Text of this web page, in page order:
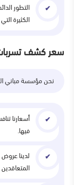
التطور
الكثيرة
سعر كشف
نحن مؤسسة مباني
أسعارنا
فيها.
لدينا